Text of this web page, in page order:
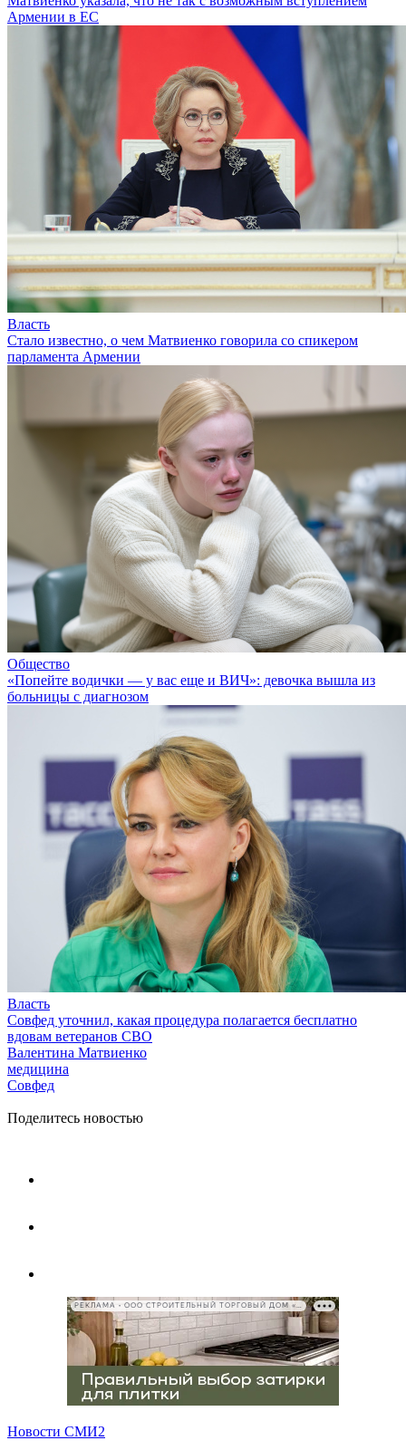
Армении в ЕС
Власть
Стало известно, о чем Матвиенко говорила со спикером
парламента Армении
Общество
«Попейте водички — у вас еще и ВИЧ»: девочка вышла из
больницы с диагнозом
Власть
Совфед уточнил, какая процедура полагается бесплатно
вдовам ветеранов СВО
Валентина Матвиенко
медицина
Совфед
Поделитесь новостью
РЕКЛАМА • ООО СТРОИТЕЛЬНЫЙ ТОРГОВЫЙ ДОМ «ПЕТРОВИЧ», ИНН 7802348846
Новости СМИ2